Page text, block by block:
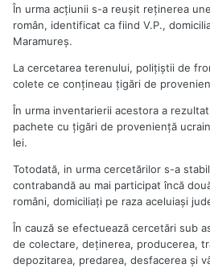
În urma acţiunii s-a reuşit reţinerea
român, identificat ca fiind V.P.,
Maramureş.
La cercetarea terenului, poliţiştii de
colete ce conţineau ţigări de
În urma inventarierii acestora a
pachete cu ţigări de provenienţă
lei.
Totodată, in urma cercetărilor s-a
contrabandă au mai participat încă
români, domiciliaţi pe raza aceluiaşi
În cauză se efectuează cercetări sub
de colectare, deţinerea, producerea,
depozitarea, predarea, desfacerea şi